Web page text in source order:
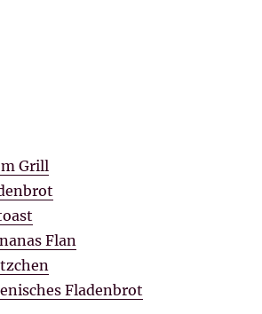
Grill
Flan
Fladenbrot